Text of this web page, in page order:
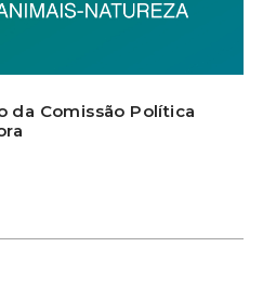
da Comissão Política